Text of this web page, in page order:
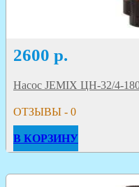
2600 р.
Насос JEMIX ЦН-32/4-
ОТЗЫВЫ - 0
В КОРЗИНУ